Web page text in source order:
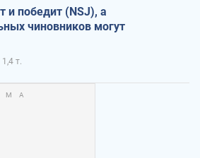
и победит (NSJ), а
чиновников могут
1,4 т.